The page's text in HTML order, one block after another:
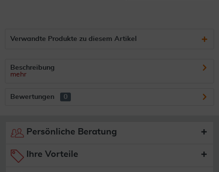
Verwandte Produkte zu diesem Artikel
Beschreibung
mehr
Bewertungen 0
Persönliche Beratung
Ihre Vorteile